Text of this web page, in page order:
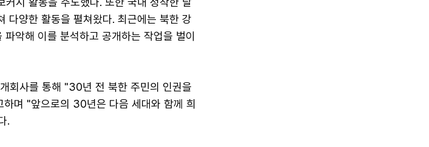
다양한 활동을 펼쳐왔다. 최근에는 북한 강
악해 이를 분석하고 공개하는 작업을 벌이
회사를 통해 "30년 전 북한 주민의 인권을
며 "앞으로의 30년은 다음 세대와 함께 희
.